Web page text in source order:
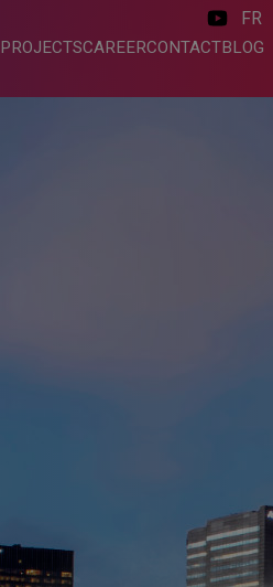
FR
PROJECTSCAREERCONTACTBLOG